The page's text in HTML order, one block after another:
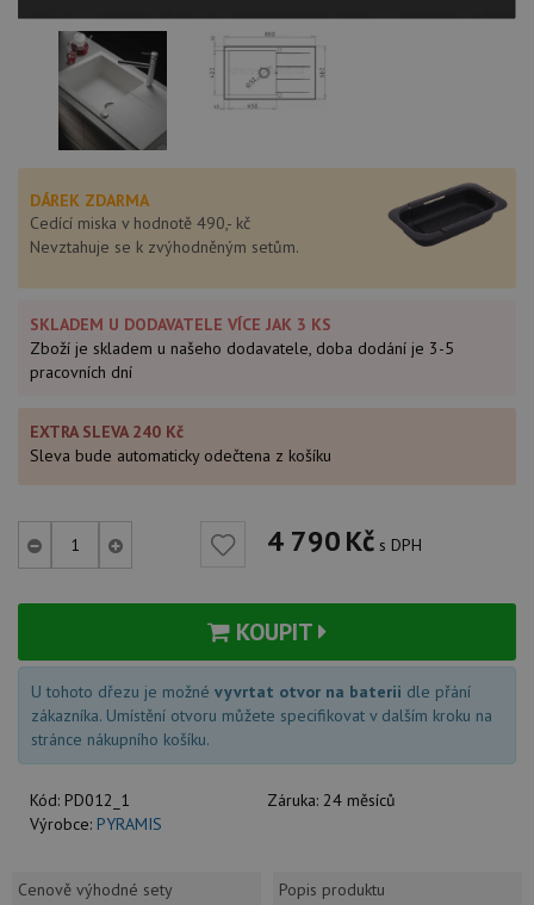
DÁREK ZDARMA
Cedící miska v hodnotě 490,- kč
Nevztahuje se k zvýhodněným setům.
SKLADEM U DODAVATELE VÍCE JAK 3 KS
Zboží je skladem u našeho dodavatele, doba dodání je 3-5
pracovních dní
EXTRA SLEVA 240 Kč
Sleva bude automaticky odečtena z košíku
4 790Kč s DPH
KOUPIT
U tohoto dřezu je možné vyvrtat otvor na baterii dle přání
zákazníka. Umístění otvoru můžete specifikovat v dalším kroku na
stránce nákupního košíku.
Kód: PD012_1 Záruka: 24 měsíců
Výrobce: PYRAMIS
Cenově výhodné sety
Popis produktu